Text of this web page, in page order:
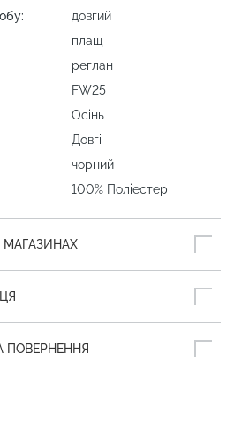
довгий
плащ
реглан
FW25
Осінь
Довгі
чорний
100% Поліестер
МАГАЗИНАХ
ПОВЕРНЕННЯ